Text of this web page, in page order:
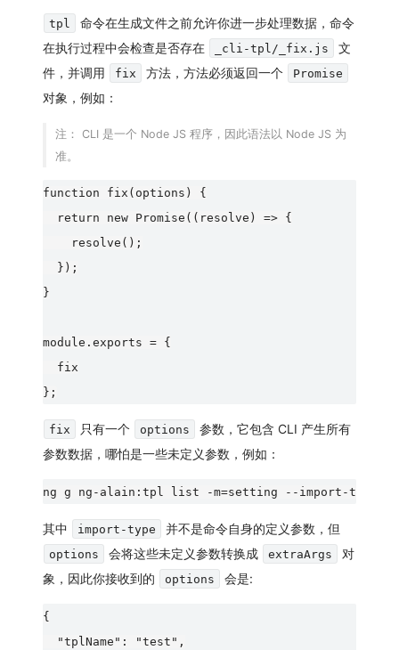
tpl
命令在生成文件之前允许你进一步处理数据，命令
在执行过程中会检查是否存在
_cli-tpl/_fix.js
文
件，并调用
fix 方法，方法必须返回一个 Promise
对象，例如：
注：
CLI 是一个 Node JS 程序，因此语法以 Node JS 为
准。
function fix(options) {
  return new Promise((resolve) => {
    resolve();
  });
}
module.exports = {
  fix
fix 只有一个 options
参数，它包含 CLI 产生所有
参数数据，哪怕是一些未定义参数，例如：
其中 import-type 并不是命令自身的定义参数，但
options 会将这些未定义参数转换成 extraArgs
对
象，因此你接收到的
options 会是:
{
  "tplName": "test",